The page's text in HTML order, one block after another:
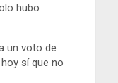
hubo
un voto de
sí que no